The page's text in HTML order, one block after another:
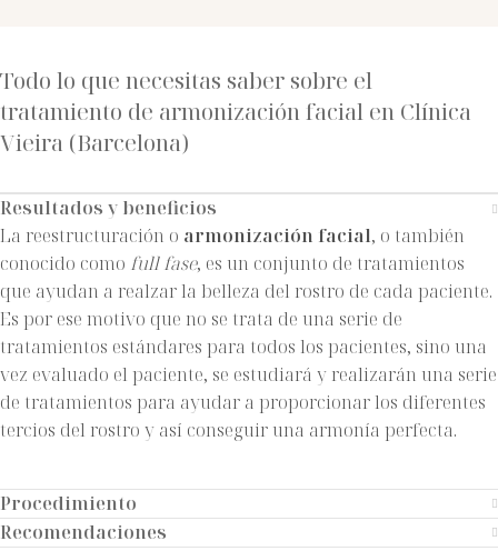
Todo lo que necesitas saber sobre el
tratamiento de armonización facial en Clínica
Vieira (Barcelona)
Resultados y beneficios
La reestructuración o armonización facial, o también
conocido como full fase, es un conjunto de tratamientos
que ayudan a realzar la belleza del rostro de cada paciente.
Es por ese motivo que no se trata de una serie de
tratamientos estándares para todos los pacientes, sino una
vez evaluado el paciente, se estudiará y realizarán una serie
de tratamientos para ayudar a proporcionar los diferentes
tercios del rostro y así conseguir una armonía perfecta.
Procedimiento
Recomendaciones